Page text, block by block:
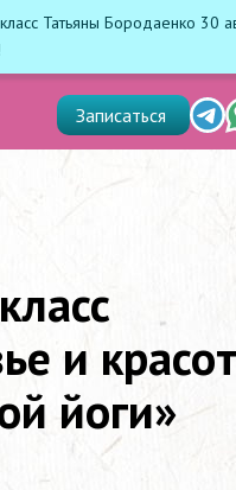
Татьяны Бородаенко 30
Записаться
и
йоги»